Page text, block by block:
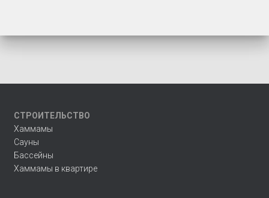
СТРОИТЕЛЬСТВО
Хаммамы
Сауны
Бассейны
Хаммамы в квартире